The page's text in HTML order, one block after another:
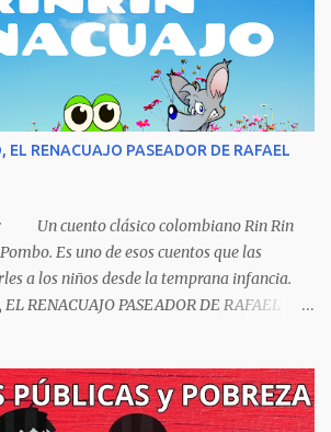
allá del premio Nobel de Literatura que le
políticas, pero como hombre de principios
ideológicas eran un óbice para
principios que el Nobel. Jorg...
EL RENACUAJO PASEADOR DE RAFAEL
Un cuento clásico colombiano Rin Rin
Es uno de esos cuentos que las
a los niños desde la temprana infancia.
RENACUAJO PASEADOR DE RAFAEL
chupa de boda. -¡Muchacho, no salgas!- le
un gesto y orondo se va. Halló en el